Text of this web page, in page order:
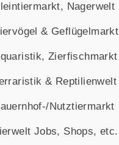
Nagerwelt
& Geflügelmarkt
Zierfischmarkt
& Reptilienwelt
Nutztiermarkt
Jobs, Shops, etc.